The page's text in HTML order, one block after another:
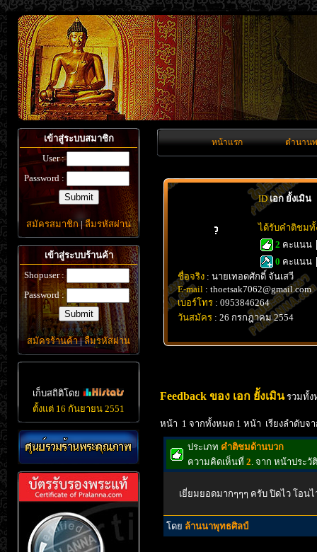
เข้าสู่ระบบสมาชิก
User :
Password :
สมัครสมาชิก|ลืมรหัสผ่าน
เข้าสู่ระบบร้านค้า
Shopuser :
Password :
สมัครร้านค้า|ลืมรหัสผ่าน
เก็บสถิติโดย
ตั้งแต่ 16 กันยายน 2551
หน้าแรก ตำนาน
ID เอก ยั้งเมิน
ได้รับคำติชม
2 คะแนน
0 คะแนน
ชื่อจริง : นายเทอดศักดิ์ จันเสวี
E-mail : thoetsak7062@gmail.com
เบอร์โทร : 0953846264
วันสมัคร : 26 กรกฎาคม 2554
Feedback ของ เอก ยั้งเมินรวมทั้ง
หน้า 1 จากทั้งหมด 1 หน้า เรียงลำดับจา
ประเภท คำติชมด้านบวก
ความคิดเห็นที่ 2. จาก หน้าประวั
เยี่ยมยอดมากๆๆๆ ครับ ปิดไว โอน
โดย ล้านนาพุทธศิลป์